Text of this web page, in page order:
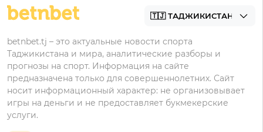
Академия
betnbet.tj – это актуальные новости спорта
Таджикистана и мира, аналитические разборы и
прогнозы на спорт. Информация на сайте
предназначена только для совершеннолетних. Сайт
носит информационный характер: не организовывает
игры на деньги и не предоставляет букмекерские
услуги.